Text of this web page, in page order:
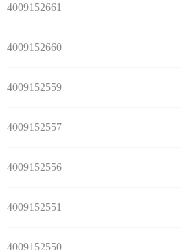
4009152661
4009152660
4009152559
4009152557
4009152556
4009152551
4009152550